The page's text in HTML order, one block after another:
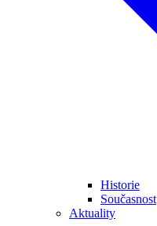
Historie
Současnost
Aktuality